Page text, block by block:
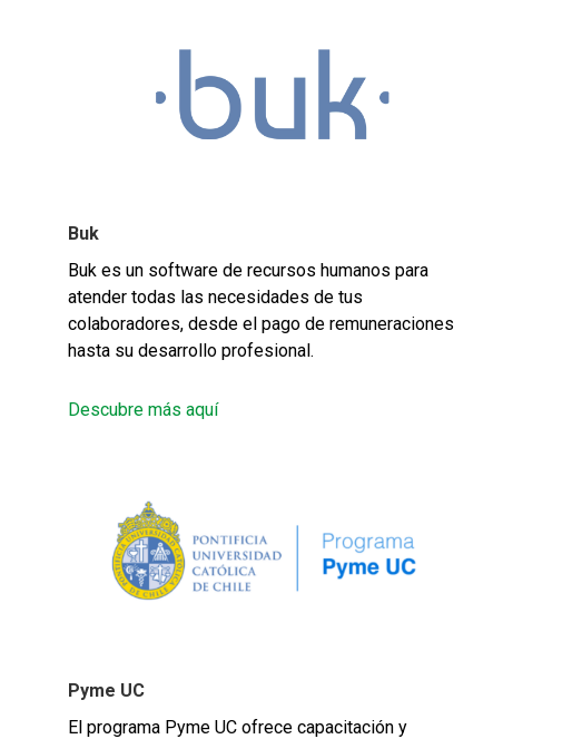
Buk
Buk es un software de recursos humanos para
atender todas las necesidades de tus
colaboradores, desde el pago de remuneraciones
hasta su desarrollo profesional.
Descubre más aquí
Pyme UC
El programa Pyme UC ofrece capacitación y